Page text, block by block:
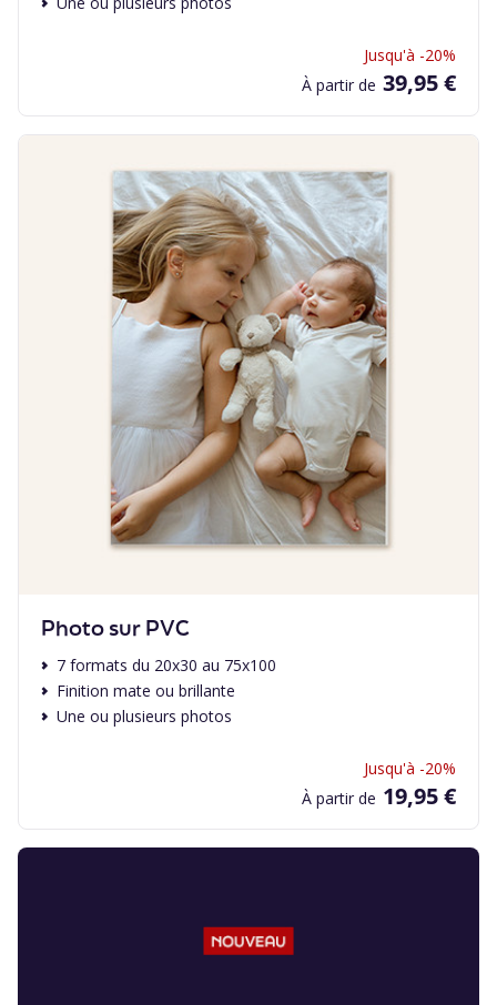
Jusqu'à -20%
À partir de 39,95 €
Photo sur PVC
7 formats du 20x30 au 75x100
Finition mate ou brillante
Une ou plusieurs photos
Jusqu'à -20%
À partir de 19,95 €